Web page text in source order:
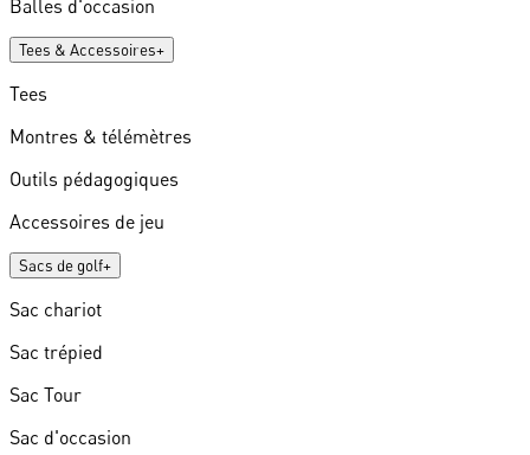
Balles d'occasion
Tees & Accessoires+
Tees
Montres & télémètres
Outils pédagogiques
Accessoires de jeu
Sacs de golf+
Sac chariot
Sac trépied
Sac Tour
Sac d'occasion